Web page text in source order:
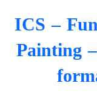
ICS –
Painting